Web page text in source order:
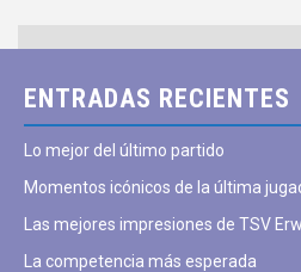
ENTRADAS RECIENTES
Lo mejor del último partido
Momentos icónicos de la última
Las mejores impresiones de TSV
La competencia más esperada